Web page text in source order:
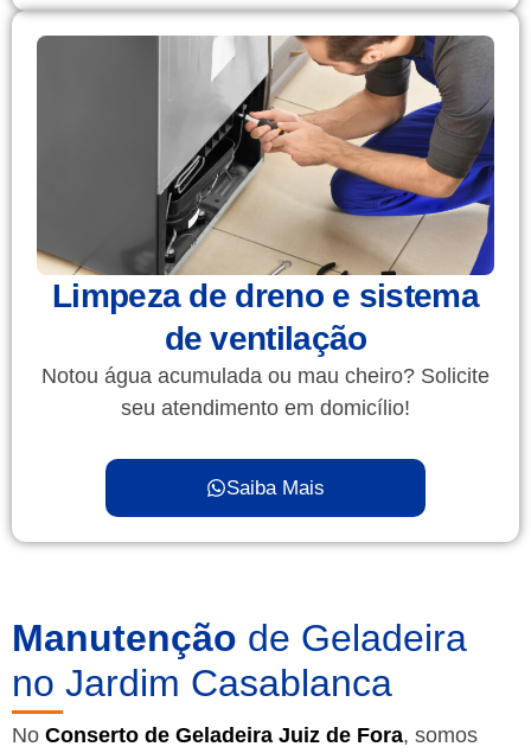
Limpeza de dreno e sistema
de ventilação
Notou água acumulada ou mau cheiro? Solicite
seu atendimento em domicílio!
Saiba Mais
Manutenção de Geladeira
no Jardim Casablanca
No Conserto de Geladeira Juiz de Fora, somos